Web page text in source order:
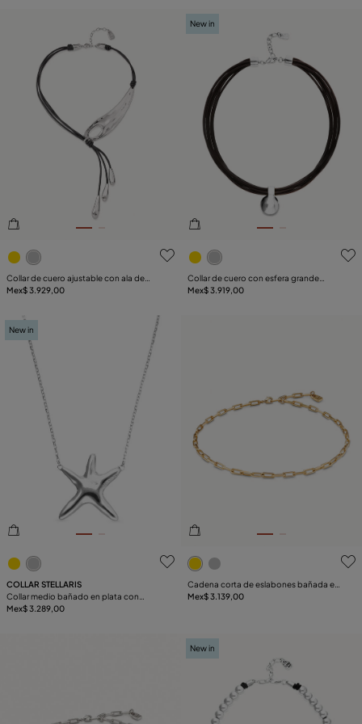
5de 5 Valoración del cliente
Collar de cuero ajustable con ala de
libélula bañado en plata de ley
Mex$ 3.929,00
3.1de 5 Valoración del
New in
Collar de cuero con esfera grande
bañada en plata de ley
Mex$ 3.919,00
5de 5 Valoración del cliente
New in
COLLAR STELLARIS
Collar medio bañado en plata con
estrella de mar
Mex$ 3.289,00
4.7de 5 Valoración del
Cadena corta de eslabones bañada en
oro de 18k
Mex$ 3.139,00
New in